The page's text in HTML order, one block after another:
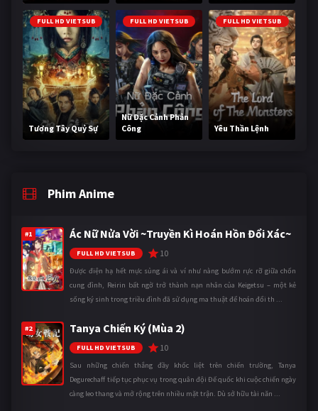
FULL HD VIETSUB
Tương Tây Quỷ Sự
FULL HD VIETSUB
Nữ Đặc Cảnh Phản
Công
FULL HD VIETSUB
Yêu Thần Lệnh
Phim Anime
#1 Ác Nữ Nửa Vời ~Truyền Kì Hoán Hồn Đổi Xác~
FULL HD VIETSUB 10
Được điện hạ hết mực sủng ái và ví như nàng bướm rực rỡ giữa chốn
cung đình, Reirin bất ngờ trở thành nạn nhân của Keigetsu – một kẻ
sống ký sinh trong triều đình đã sử dụng ma thuật để hoán đổi th ...
#2 Tanya Chiến Ký (Mùa 2)
FULL HD VIETSUB 10
Sau những chiến thắng đầy khốc liệt trên chiến trường, Tanya
Degurechaff tiếp tục phục vụ trong quân đội Đế quốc khi cuộc chiến ngày
càng leo thang và mở rộng trên nhiều mặt trận. Dù sở hữu tài năn ...